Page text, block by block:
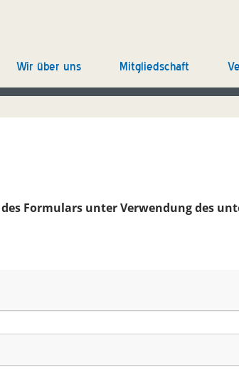
Wir über uns Mitgliedschaft
Formulars unter Verwendung des